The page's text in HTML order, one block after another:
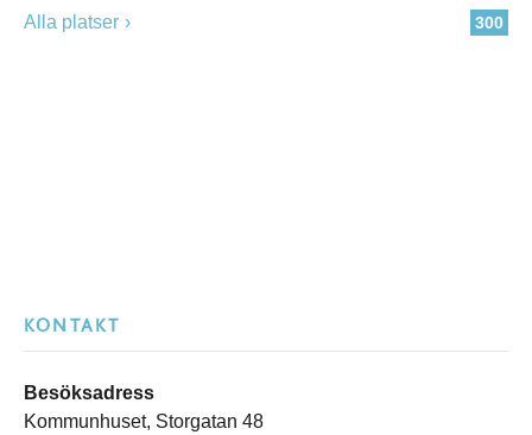
300
Alla platser
KONTAKT
Besöksadress
Kommunhuset, Storgatan 48